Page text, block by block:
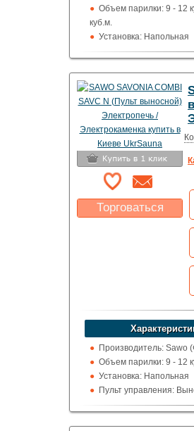
Объем парилки: 9 - 12
куб.м.
Установка: Напольная
Пульт управления:
коммерции
Тип кожуха:
талькохлоритом
Торговаться
Производитель: Sawo
Объем парилки: 9 - 12
Установка: Напольная
Пульт управления:
100 град.)